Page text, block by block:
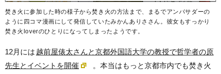
焚き火に参加した時の様子から焚き火の方法まで、まるでアンバサダーの
ように四コマ漫画にして発信していたみかんありささん。彼女もすっかり
焚き火loverのひとりになってしまったようです。
12月には 越前屋俵太さんと京都外国語大学の教授で哲学者の原
先生とイベントを開催
。本当はもっと京都市内でも焚き火